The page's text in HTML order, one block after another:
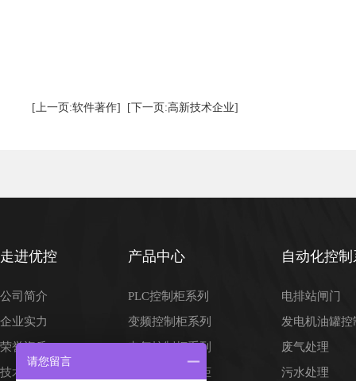
[上一页:软件著作] [下一页:高新技术企业]
走进优控
公司简介
企业实力
荣誉资质
技术案例
产品中心
PLC控制柜系列
变频控制柜系列
电气控制柜系列
特殊材料控制柜
自动化控
电排站闸门
发电机油罐控
废气处理
污水处理
请您留言